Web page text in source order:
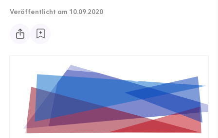
Veröffentlicht am 10.09.2020